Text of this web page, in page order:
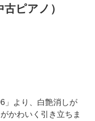
ピアノ）
」より、白艶消しが
かわいく引き立ちま